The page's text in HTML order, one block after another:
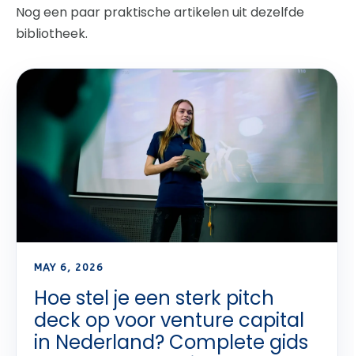
Nog een paar praktische artikelen uit dezelfde
bibliotheek.
MAY 6, 2026
Hoe stel je een sterk pitch
deck op voor venture capital
in Nederland? Complete gids